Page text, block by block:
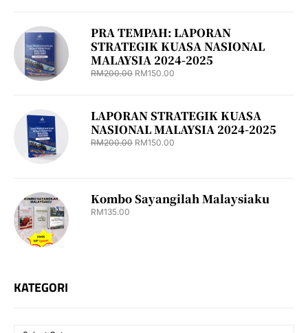
PRA TEMPAH: LAPORAN
STRATEGIK KUASA NASIONAL
MALAYSIA 2024-2025
RM200.00 RM150.00
LAPORAN STRATEGIK KUASA
NASIONAL MALAYSIA 2024-2025
RM200.00 RM150.00
Kombo Sayangilah Malaysiaku
RM135.00
KATEGORI